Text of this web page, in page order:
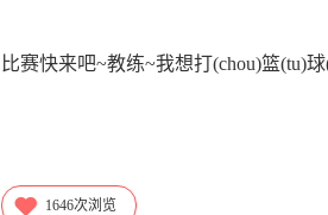
比赛快来吧~教练~我想打(chou)篮(tu)球
1646次浏览